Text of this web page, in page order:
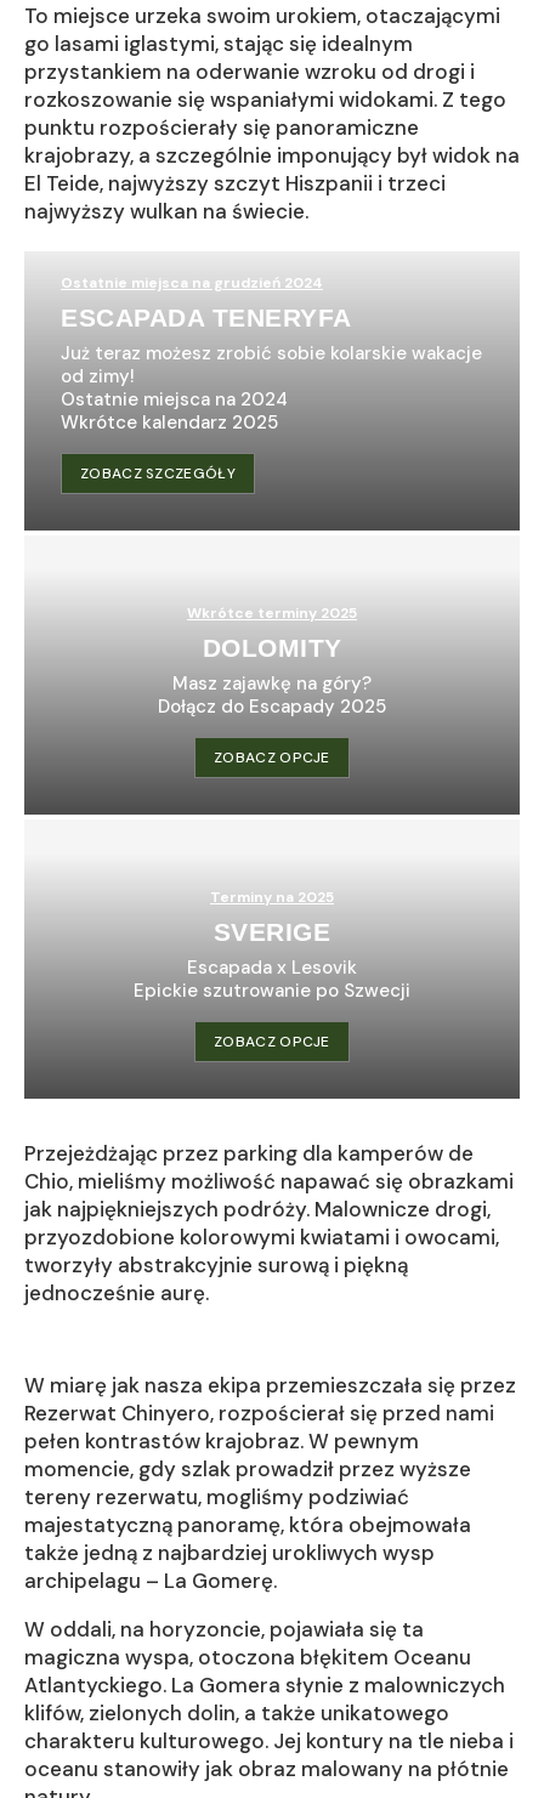
To miejsce urzeka swoim urokiem, otaczającymi
go lasami iglastymi, stając się idealnym
przystankiem na oderwanie wzroku od drogi i
rozkoszowanie się wspaniałymi widokami. Z tego
punktu rozpościerały się panoramiczne
krajobrazy, a szczególnie imponujący był widok na
El Teide, najwyższy szczyt Hiszpanii i trzeci
najwyższy wulkan na świecie.
Ostatnie miejsca na grudzień 2024
ESCAPADA TENERYFA
Już teraz możesz zrobić sobie kolarskie wakacje
od zimy!
Ostatnie miejsca na 2024
Wkrótce kalendarz 2025
ZOBACZ SZCZEGÓŁY
Wkrótce terminy 2025
DOLOMITY
Masz zajawkę na góry?
Dołącz do Escapady 2025
ZOBACZ OPCJE
Terminy na 2025
SVERIGE
Escapada x Lesovik
Epickie szutrowanie po Szwecji
ZOBACZ OPCJE
Przejeżdżając przez parking dla kamperów de
Chio, mieliśmy możliwość napawać się obrazkami
jak najpiękniejszych podróży. Malownicze drogi,
przyozdobione kolorowymi kwiatami i owocami,
tworzyły abstrakcyjnie surową i piękną
jednocześnie aurę.
W miarę jak nasza ekipa przemieszczała się przez
Rezerwat Chinyero, rozpościerał się przed nami
pełen kontrastów krajobraz. W pewnym
momencie, gdy szlak prowadził przez wyższe
tereny rezerwatu, mogliśmy podziwiać
majestatyczną panoramę, która obejmowała
także jedną z najbardziej urokliwych wysp
archipelagu – La Gomerę.
W oddali, na horyzoncie, pojawiała się ta
magiczna wyspa, otoczona błękitem Oceanu
Atlantyckiego. La Gomera słynie z malowniczych
klifów, zielonych dolin, a także unikatowego
charakteru kulturowego. Jej kontury na tle nieba i
oceanu stanowiły jak obraz malowany na płótnie